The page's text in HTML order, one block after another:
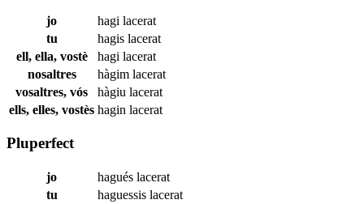
jo hagi lacerat
tu
hagis lacerat
ell, ella, vostè
hagi lacerat
nosaltres
hàgim lacerat
vosaltres, vós
hàgiu lacerat
ells, elles, vostès hagin lacerat
Pluperfect
jo hagués lacerat
tu
haguessis lacerat